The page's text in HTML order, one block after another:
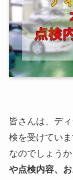
皆さんは、デ
検を受けてい
なのでしょう
や点検内容、